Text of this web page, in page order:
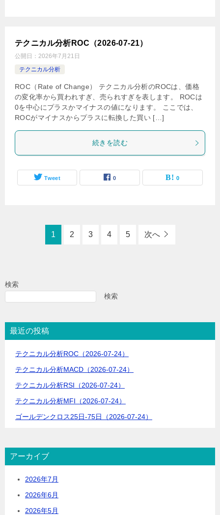
テクニカル分析ROC（2026-07-21）
公開日： 2026年7月21日
テクニカル分析
ROC（Rate of Change） テクニカル分析のROCは、価格
の変化率から買われすぎ、売られすぎを表します。 ROCは
0を中心にプラスかマイナスの値になります。 ここでは、
ROCがマイナスからプラスに転換した買い […]
続きを読む
Tweet 0 0
1 2 3 4 5 次へ
検索
検索
最近の投稿
テクニカル分析ROC（2026-07-24）
テクニカル分析MACD（2026-07-24）
テクニカル分析RSI（2026-07-24）
テクニカル分析MFI（2026-07-24）
ゴールデンクロス25日-75日（2026-07-24）
アーカイブ
2026年7月
2026年6月
2026年5月